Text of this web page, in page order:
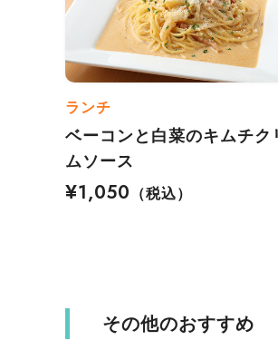
ランチ
ベーコンと白菜のキムチク
ムソース
¥1,050
（税込）
その他のおすすめ